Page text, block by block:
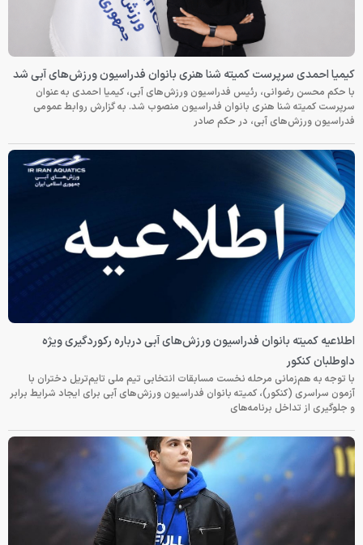
کیمیا احمدی سرپرست کمیته شنا هنری بانوان فدراسیون ورزش‌های آبی شد
با حکم محسن رضوانی، رئیس فدراسیون ورزش‌های آبی، کیمیا احمدی به عنوان
سرپرست کمیته شنا هنری بانوان فدراسیون منصوب شد. به گزارش روابط عمومی
فدراسیون ورزش‌های آبی، در حکم صادر
اطلاعیه کمیته بانوان فدراسیون ورزش‌های آبی درباره رکوردگیری ویژه
داوطلبان کنکور
با توجه به هم‌زمانی مرحله نخست مسابقات انتخابی تیم ملی تایم‌تریل دختران با
آزمون سراسری (کنکور)، کمیته بانوان فدراسیون ورزش‌های آبی برای ایجاد شرایط برابر
و جلوگیری از تداخل برنامه‌های